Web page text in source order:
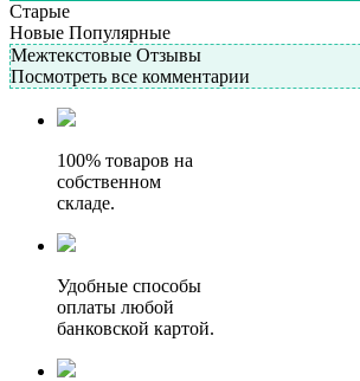
Старые
Новые Популярные
Межтекстовые Отзывы
Посмотреть все комментарии
100% товаров на
собственном
складе.
Удобные способы
оплаты любой
банковской картой.